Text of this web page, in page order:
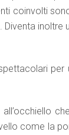
coinvolti
inoltre
come la